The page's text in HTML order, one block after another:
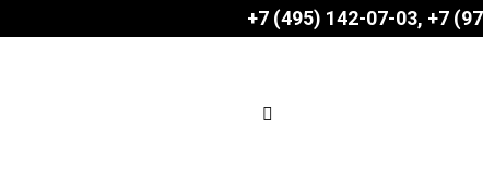
+7 (495) 142-07-03 ‎‎+7